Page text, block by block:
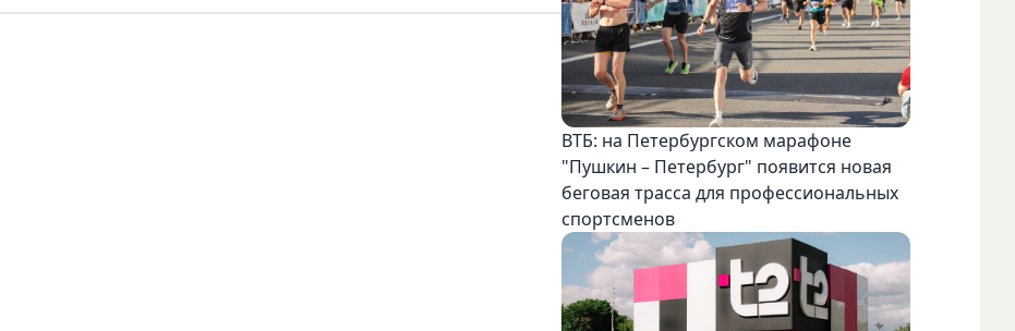
ВТБ: на Петербургском марафоне
"Пушкин – Петербург" появится новая
беговая трасса для профессиональных
спортсменов